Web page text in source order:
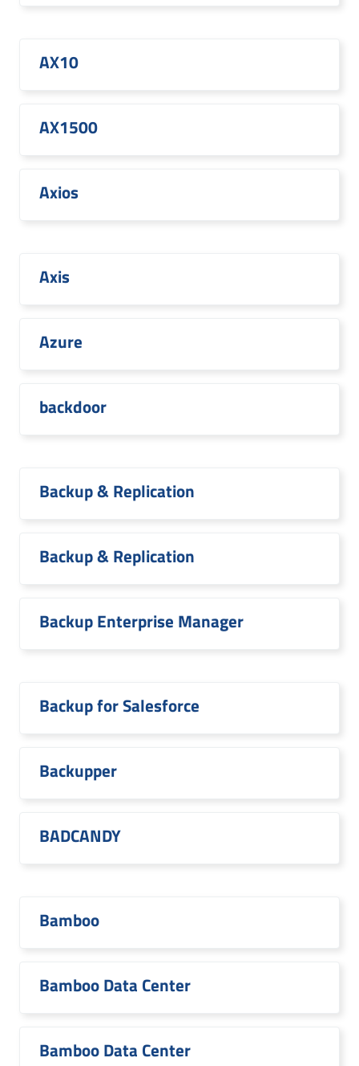
AX10
AX1500
Axios
Axis
Azure
backdoor
Backup & Replication
Backup & Replication
Backup Enterprise Manager
Backup for Salesforce
Backupper
BADCANDY
Bamboo
Bamboo Data Center
Bamboo Data Center